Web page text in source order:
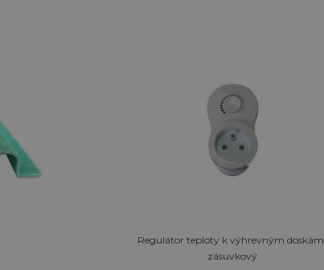
Regulátor teploty k výhrevným doskám,
zásuvkový